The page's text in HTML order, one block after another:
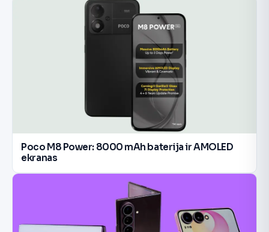
Poco M8 Power: 8000 mAh baterija ir AMOLED
ekranas